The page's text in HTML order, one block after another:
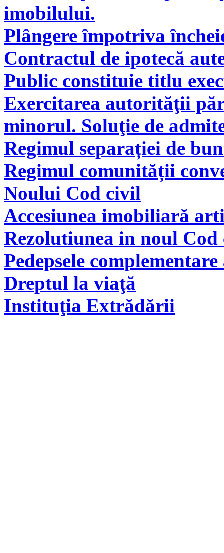
imobilului.
Plângere împotriva
Contractul de ipotecă
Public constituie titlu
Exercitarea autorităţii
minorul. Soluţie de
Regimul separației de
Regimul comunității
Noului Cod civil
Accesiunea imobiliară
Rezolutiunea in noul
Pedepsele
Dreptul la viaţă
Instituţia Extrădării